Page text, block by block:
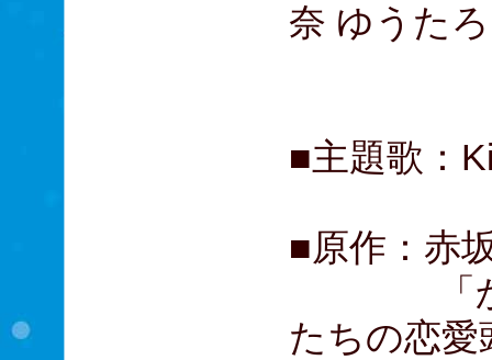
奈 ゆうた
■主題歌：
■原作：赤
「かぐ
たちの恋愛